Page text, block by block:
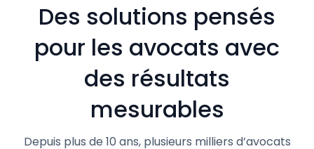
Des solutions pensés
pour les avocats avec
des résultats
mesurables
Depuis plus de 10 ans, plusieurs milliers d’avocats